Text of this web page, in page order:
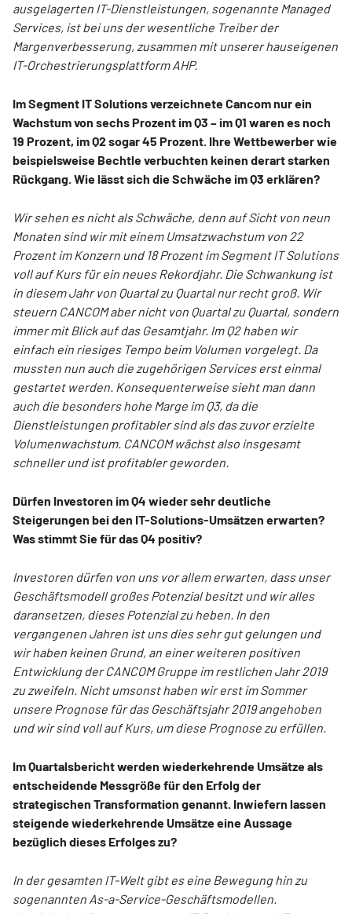
ausgelagerten IT-Dienstleistungen, sogenannte Managed
Services, ist bei uns der wesentliche Treiber der
Margenverbesserung, zusammen mit unserer hauseigenen
IT-Orchestrierungsplattform AHP.
Im Segment IT Solutions verzeichnete Cancom nur ein
Wachstum von sechs Prozent im Q3 – im Q1 waren es noch
19 Prozent, im Q2 sogar 45 Prozent. Ihre Wettbewerber wie
beispielsweise Bechtle verbuchten keinen derart starken
Rückgang. Wie lässt sich die Schwäche im Q3 erklären?
Wir sehen es nicht als Schwäche, denn auf Sicht von neun
Monaten sind wir mit einem Umsatzwachstum von 22
Prozent im Konzern und 18 Prozent im Segment IT Solutions
voll auf Kurs für ein neues Rekordjahr. Die Schwankung ist
in diesem Jahr von Quartal zu Quartal nur recht groß. Wir
steuern CANCOM aber nicht von Quartal zu Quartal, sondern
immer mit Blick auf das Gesamtjahr. Im Q2 haben wir
einfach ein riesiges Tempo beim Volumen vorgelegt. Da
mussten nun auch die zugehörigen Services erst einmal
gestartet werden. Konsequenterweise sieht man dann
auch die besonders hohe Marge im Q3, da die
Dienstleistungen profitabler sind als das zuvor erzielte
Volumenwachstum. CANCOM wächst also insgesamt
schneller und ist profitabler geworden.
Dürfen Investoren im Q4 wieder sehr deutliche
Steigerungen bei den IT-Solutions-Umsätzen erwarten?
Was stimmt Sie für das Q4 positiv?
Investoren dürfen von uns vor allem erwarten, dass unser
Geschäftsmodell großes Potenzial besitzt und wir alles
daransetzen, dieses Potenzial zu heben. In den
vergangenen Jahren ist uns dies sehr gut gelungen und
wir haben keinen Grund, an einer weiteren positiven
Entwicklung der CANCOM Gruppe im restlichen Jahr 2019
zu zweifeln. Nicht umsonst haben wir erst im Sommer
unsere Prognose für das Geschäftsjahr 2019 angehoben
und wir sind voll auf Kurs, um diese Prognose zu erfüllen.
Im Quartalsbericht werden wiederkehrende Umsätze als
entscheidende Messgröße für den Erfolg der
strategischen Transformation genannt. Inwiefern lassen
steigende wiederkehrende Umsätze eine Aussage
bezüglich dieses Erfolges zu?
In der gesamten IT-Welt gibt es eine Bewegung hin zu
sogenannten As-a-Service-Geschäftsmodellen.